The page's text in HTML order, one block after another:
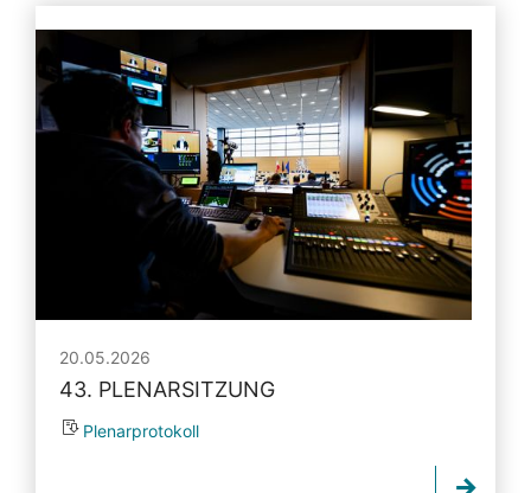
20.05.2026
43. PLENARSITZUNG
Plenarprotokoll